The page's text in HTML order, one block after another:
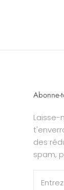
Abonne-
Laisse-
des
spam,